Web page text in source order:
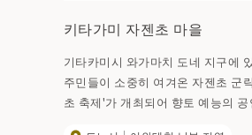
키타가미 자젠초 마을
기타카미시 와가마치 도네 지구에
주민들이 소중히 여겨온 자젠초 군락이 있다. 3월
초 축제'가 개최되어 향토 예능의